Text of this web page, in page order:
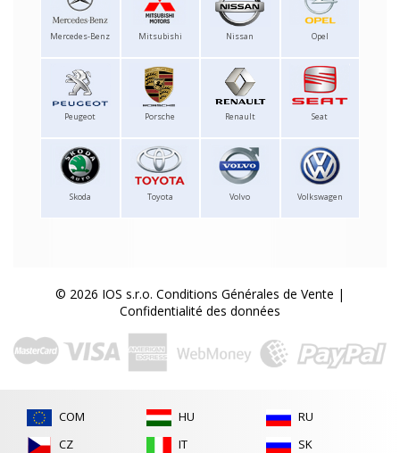
Mercedes-Benz Mitsubishi Nissan Opel
Peugeot Porsche Renault Seat
Skoda Toyota Volvo Volkswagen
© 2026 IOS s.r.o. Conditions Générales de Vente |
Confidentialité des données
COM
CZ
HU
IT
RU
SK